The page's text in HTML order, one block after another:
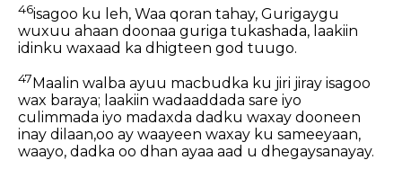
46isagoo ku leh, Waa qoran tahay, Gurigaygu
wuxuu ahaan doonaa guriga tukashada, laakiin
idinku waxaad ka dhigteen god tuugo.
47 Maalin walba ayuu macbudka ku jiri jiray isagoo
wax baraya; laakiin wadaaddada sare iyo
culimmada iyo madaxda dadku waxay dooneen
inay dilaan,oo ay waayeen waxay ku sameeyaan,
waayo, dadka oo dhan ayaa aad u dhegaysanayay.